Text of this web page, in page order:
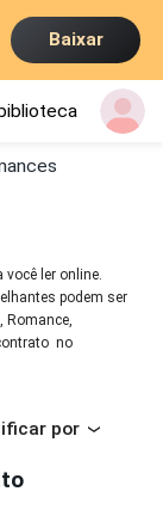
Baixar
ler online.
podem ser
Romance,
no
por